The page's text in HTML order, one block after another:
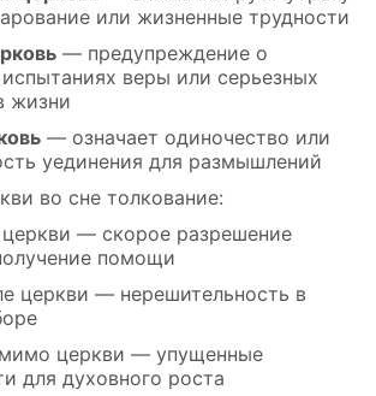
или жизненные трудности
— предупреждение о
веры или серьезных
жизни
— означает одиночество или
уединения для размышлений
во сне толкование:
— скорое разрешение
помощи
церкви — нерешительность в
церкви — упущенные
для духовного роста